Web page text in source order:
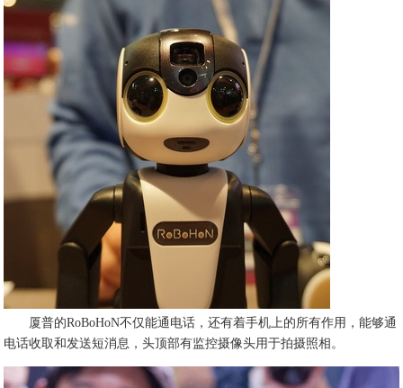
厦普的RoBoHoN不仅能通电话，还有着手机上的所有作用，能够通
电话收取和发送短消息，头顶部有监控摄像头用于拍摄照相。